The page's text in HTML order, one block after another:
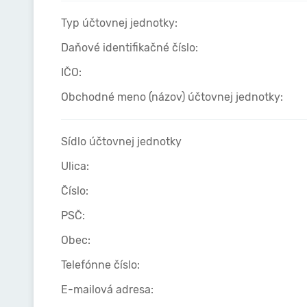
Typ účtovnej jednotky:
Daňové identifikačné číslo:
IČO:
Obchodné meno (názov) účtovnej jednotky:
Sídlo účtovnej jednotky
Ulica:
Číslo:
PSČ:
Obec:
Telefónne číslo:
E-mailová adresa: